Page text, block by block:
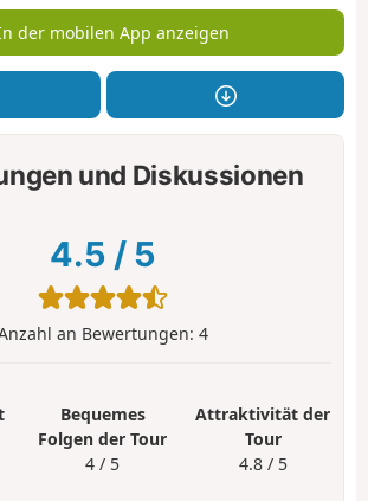
der mobilen App anzeigen
und Diskussionen
4.5 / 5
an Bewertungen: 4
Bequemes
Folgen der Tour
4 / 5
Attraktivität der
Tour
4.8 / 5